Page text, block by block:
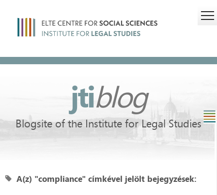
jtiblog
Blogsite of the Institute for Legal Studies
A(z) "compliance" címkével jelölt bejegyzések: